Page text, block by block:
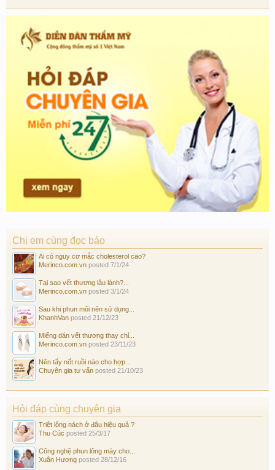
Chị em cùng đọc báo
Ai có nguy cơ mắc cholesterol cao?
Merinco.com.vn posted 7/1/24
Tại sao vết thương lâu lành?...
Merinco.com.vn posted 3/1/24
Sau khi phun môi nên sử dụng...
KhanhVan posted 21/12/23
Miếng dán vết thương thay chỉ...
Merinco.com.vn posted 23/11/23
Nên tẩy nốt ruồi nào cho hợp...
Chuyên gia tư vấn posted 21/10/23
Hỏi đáp cùng chuyên gia
Triệt lông nách ở đâu hiệu quả ?
Thu Cúc posted 25/3/17
Công nghệ phun lông mày cho...
Xuân Hương posted 28/12/16